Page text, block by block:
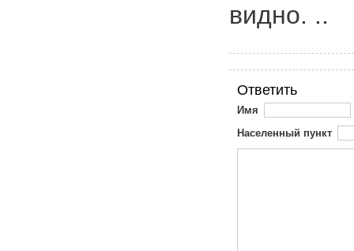
видно. ..
Ответить
Имя
Населенный пункт